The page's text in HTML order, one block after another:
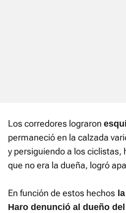
Los corredores lograron
permaneció en la calzada
y persiguiendo a los ciclistas,
que no era la dueña, logró
En función de estos hechos
Haro denunció al dueño